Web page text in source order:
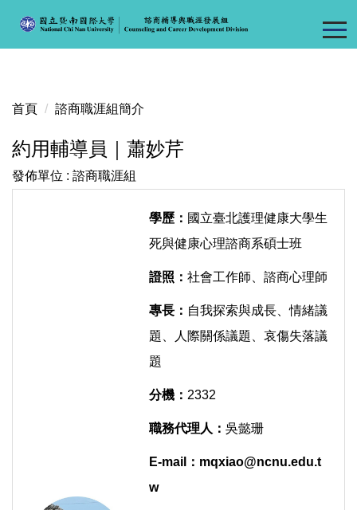
主
容
首頁 諮商職涯組簡介
約用輔導員｜蕭妙芹
發佈單位 : 諮商職涯組
學歷： 國立臺北護理健康大學生
死與健康心理諮商系碩士班
證照： 社會工作師、諮商心理師
專長： 自我探索與成長、情緒議
題、人際關係議題、哀傷失落議
題
分機： 2332
職務代理人： 吳懿珊
E-mail： mqxiao@ncnu.edu.t
w